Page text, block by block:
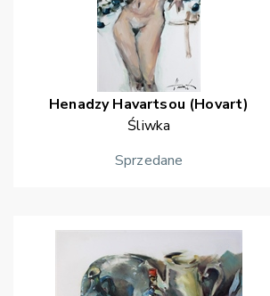
Henadzy Havartsou (Hovart)
Śliwka
Sprzedane